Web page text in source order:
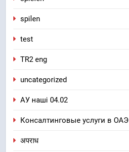
spilen
test
TR2 eng
uncategorized
АУ наші 04.02
Консалтинговые услуги в ОАЭ
अपराध